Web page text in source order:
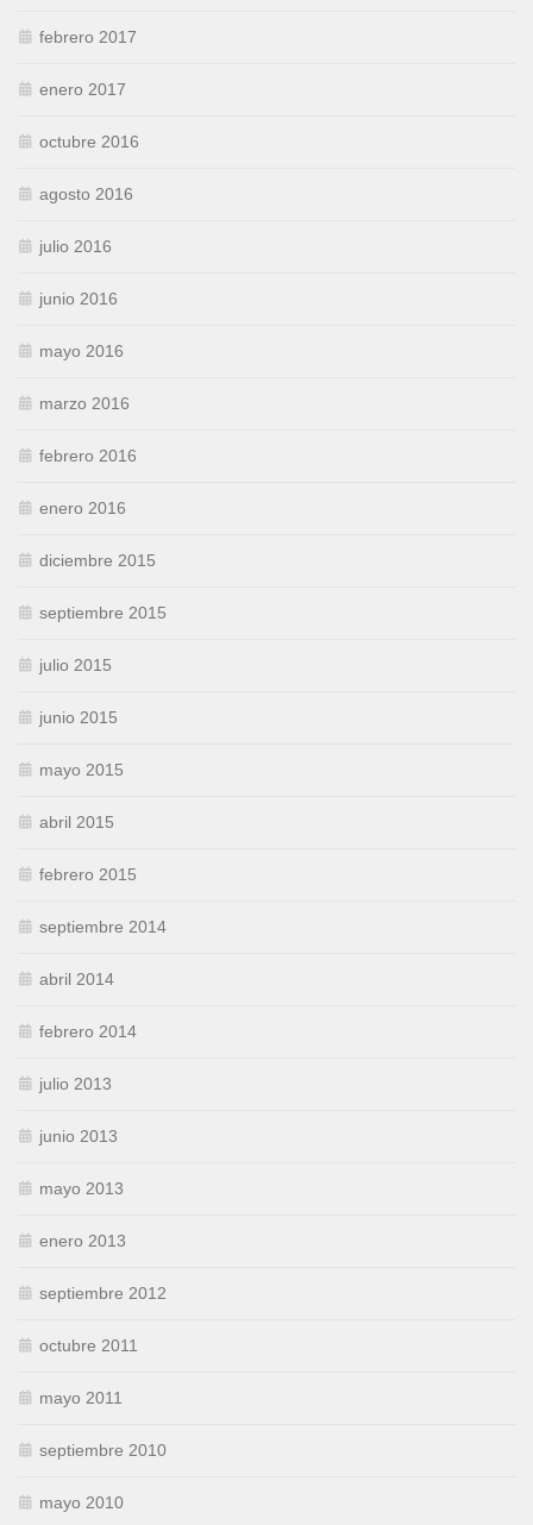
febrero 2017
enero 2017
octubre 2016
agosto 2016
julio 2016
junio 2016
mayo 2016
marzo 2016
febrero 2016
enero 2016
diciembre 2015
septiembre 2015
julio 2015
junio 2015
mayo 2015
abril 2015
febrero 2015
septiembre 2014
abril 2014
febrero 2014
julio 2013
junio 2013
mayo 2013
enero 2013
septiembre 2012
octubre 2011
mayo 2011
septiembre 2010
mayo 2010